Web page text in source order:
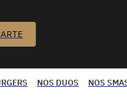
NOS DUOS NOS